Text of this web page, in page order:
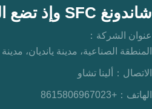
شاندونغ SFC وإذ تضع المحدودة
عنوان الشركة：
المنطقة الصناعية، مدينة يانديان،
الاتصال： ألينا تشاو
الهاتف： +8615806967023